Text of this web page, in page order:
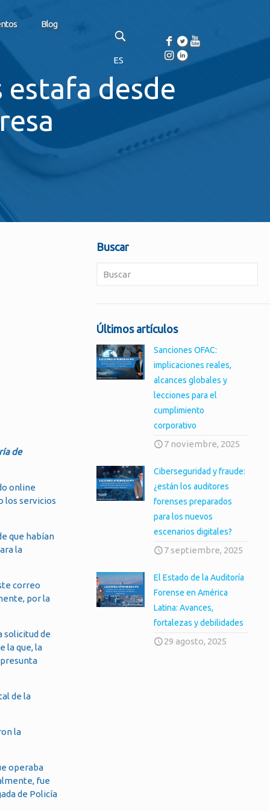
Blog
ES
estafa desde
de
online
los servicios
que habían
la
correo
por la
solicitud de
la que, la
de la
la
operaba
fue
de Policía
Buscar
Últimos artículos
Sanciones OFAC:
implicaciones reales,
alcances globales y
lecciones para el
cumplimiento
corporativo
7 noviembre, 2025
Ciberseguridad y fraude:
¿están los auditores
forenses preparados
para los nuevos
escenarios digitales?
7 septiembre, 2025
El Estado de la Auditoría
Forense en América
Latina: Avances,
fortalezas y debilidades
29 agosto, 2025